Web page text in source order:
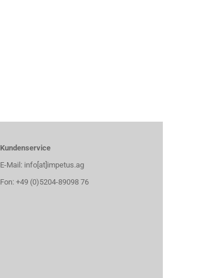
Kundenservice
E-Mail: info[at]impetus.ag
Fon: +49 (0)5204-89098 76​